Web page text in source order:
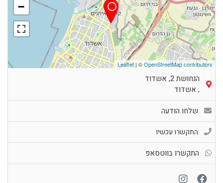
−
Leaflet | ©OpenStreetMap contributors
הנחושת 2, אשדוד
, אשדוד
שלחו הודעה
התקשרו עכשיו
התקשרו בווטסאפ